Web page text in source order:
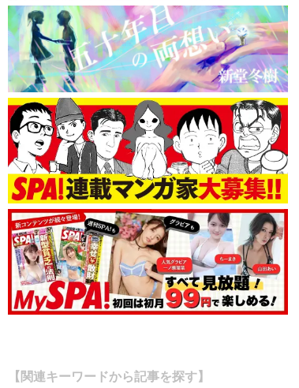
【関連キーワードから記事を探す】